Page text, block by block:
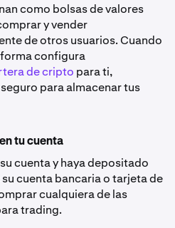
como bolsas de valores
y vender
de otros usuarios. Cuando
configura
de cripto para ti,
para almacenar tus
tu cuenta
cuenta y haya depositado
cuenta bancaria o tarjeta de
cualquiera de las
trading.